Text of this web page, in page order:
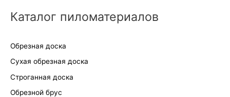
Каталог пиломатериалов
Обрезная доска
Сухая обрезная доска
Строганная доска
Обрезной брус